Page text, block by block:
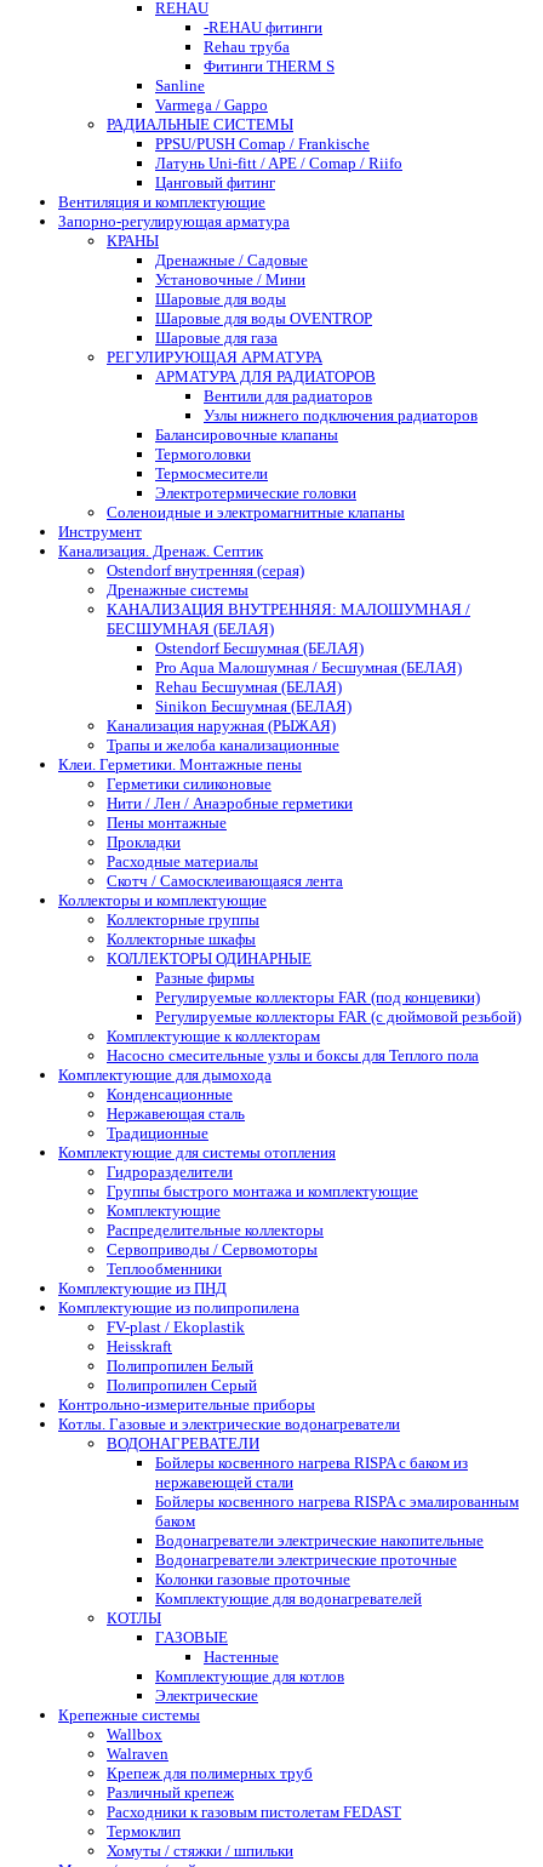
REHAU
-REHAU фитинги
Rehau труба
Фитинги THERM S
Sanline
Varmega / Gappo
РАДИАЛЬНЫЕ СИСТЕМЫ
PPSU/PUSH Comap / Frankische
Латунь Uni-fitt / APE / Comap / Riifo
Цанговый фитинг
Вентиляция и комплектующие
Запорно-регулирующая арматура
КРАНЫ
Дренажные / Садовые
Установочные / Мини
Шаровые для воды
Шаровые для воды OVENTROP
Шаровые для газа
РЕГУЛИРУЮЩАЯ АРМАТУРА
АРМАТУРА ДЛЯ РАДИАТОРОВ
Вентили для радиаторов
Узлы нижнего подключения радиаторов
Балансировочные клапаны
Термоголовки
Термосмесители
Электротермические головки
Соленоидные и электромагнитные клапаны
Инструмент
Канализация. Дренаж. Септик
Ostendorf внутренняя (серая)
Дренажные системы
КАНАЛИЗАЦИЯ ВНУТРЕННЯЯ: МАЛОШУМНАЯ /
БЕСШУМНАЯ (БЕЛАЯ)
Ostendorf Бесшумная (БЕЛАЯ)
Pro Aqua Малошумная / Бесшумная (БЕЛАЯ)
Rehau Бесшумная (БЕЛАЯ)
Sinikon Бесшумная (БЕЛАЯ)
Канализация наружная (РЫЖАЯ)
Трапы и желоба канализационные
Клеи. Герметики. Монтажные пены
Герметики силиконовые
Нити / Лен / Анаэробные герметики
Пены монтажные
Прокладки
Расходные материалы
Скотч / Самосклеивающаяся лента
Коллекторы и комплектующие
Коллекторные группы
Коллекторные шкафы
КОЛЛЕКТОРЫ ОДИНАРНЫЕ
Разные фирмы
Регулируемые коллекторы FAR (под концевики)
Регулируемые коллекторы FAR (с дюймовой резьбой)
Комплектующие к коллекторам
Насосно смесительные узлы и боксы для Теплого пола
Комплектующие для дымохода
Конденсационные
Нержавеющая сталь
Традиционные
Комплектующие для системы отопления
Гидроразделители
Группы быстрого монтажа и комплектующие
Комплектующие
Распределительные коллекторы
Сервоприводы / Сервомоторы
Теплообменники
Комплектующие из ПНД
Комплектующие из полипропилена
FV-plast / Ekoplastik
Heisskraft
Полипропилен Белый
Полипропилен Серый
Контрольно-измерительные приборы
Котлы. Газовые и электрические водонагреватели
ВОДОНАГРЕВАТЕЛИ
Бойлеры косвенного нагрева RISPA с баком из
нержавеющей стали
Бойлеры косвенного нагрева RISPA с эмалированным
баком
Водонагреватели электрические накопительные
Водонагреватели электрические проточные
Колонки газовые проточные
Комплектующие для водонагревателей
КОТЛЫ
ГАЗОВЫЕ
Настенные
Комплектующие для котлов
Электрические
Крепежные системы
Wallbox
Walraven
Крепеж для полимерных труб
Различный крепеж
Расходники к газовым пистолетам FEDAST
Термоклип
Хомуты / стяжки / шпильки